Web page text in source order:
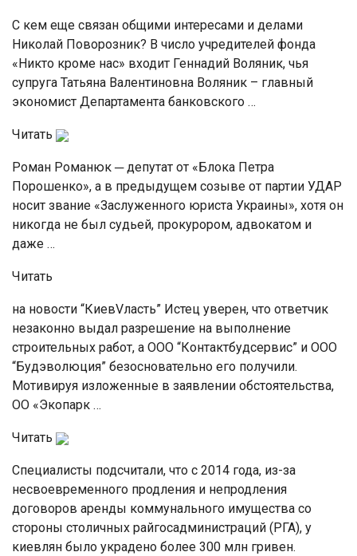
С кем еще связан общими интересами и делами
Николай Поворозник? В число учредителей фонда
«Никто кроме нас» входит Геннадий Воляник, чья
супруга Татьяна Валентиновна Воляник – главный
экономист Департамента банковского …
Читать
Роман Романюк ─ депутат от «Блока Петра
Порошенко», а в предыдущем созыве от партии УДАР
носит звание «Заслуженного юриста Украины», хотя он
никогда не был судьей, прокурором, адвокатом и
даже …
Читать
на новости “КиевVласть” Истец уверен, что ответчик
незаконно выдал разрешение на выполнение
строительных работ, а ООО “Контактбудсервис” и ООО
“Будэволюция” безосновательно его получили.
Мотивируя изложенные в заявлении обстоятельства,
ОО «Экопарк …
Читать
Специалисты подсчитали, что с 2014 года, из-за
несвоевременного продления и непродления
договоров аренды коммунального имущества со
стороны столичных райгосадминистраций (РГА), у
киевлян было украдено более 300 млн гривен.